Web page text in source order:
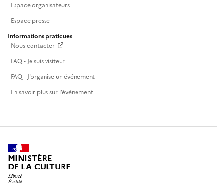
Espace organisateurs
Espace presse
Informations pratiques
Nous contacter
FAQ - Je suis visiteur
FAQ - J'organise un événement
En savoir plus sur l'événement
MINISTÈRE
DE LA CULTURE